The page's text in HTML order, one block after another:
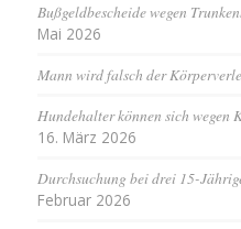
Bußgeldbescheide wegen
Mai 2026
Mann wird falsch der
Hundehalter können sich wegen
16. März 2026
Durchsuchung bei drei 15-
Februar 2026